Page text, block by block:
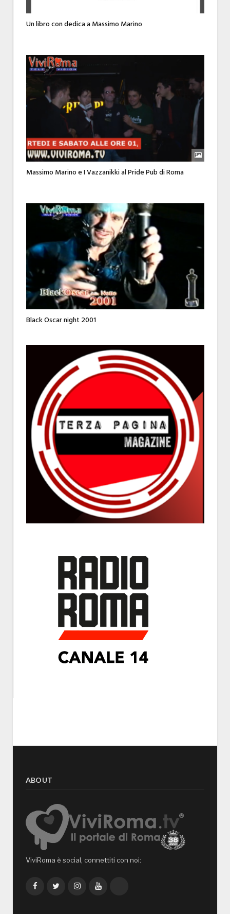
Un libro con dedica a Massimo Marino
Massimo Marino e I Vazzanikki al Pride Pub di Roma
Black Oscar night 2001
ABOUT
ViviRoma è social, connettiti con noi:
FacebookTwitterInstagramYouTube